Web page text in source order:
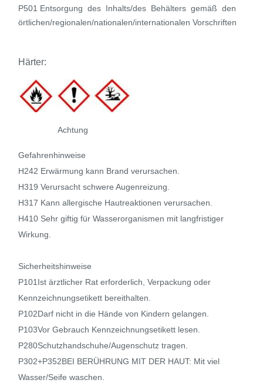
P501 Entsorgung des Inhalts/des Behälters gemäß den
örtlichen/regionalen/nationalen/internationalen Vorschriften
Härter:
Achtung
Gefahrenhinweise
H242 Erwärmung kann Brand verursachen.
H319 Verursacht schwere Augenreizung.
H317 Kann allergische Hautreaktionen verursachen.
H410 Sehr giftig für Wasserorganismen mit langfristiger
Wirkung.
Sicherheitshinweise
P101Ist ärztlicher Rat erforderlich, Verpackung oder
Kennzeichnungsetikett bereithalten.
P102Darf nicht in die Hände von Kindern gelangen.
P103Vor Gebrauch Kennzeichnungsetikett lesen.
P280Schutzhandschuhe/Augenschutz tragen.
P302+P352BEI BERÜHRUNG MIT DER HAUT: Mit viel
Wasser/Seife waschen.